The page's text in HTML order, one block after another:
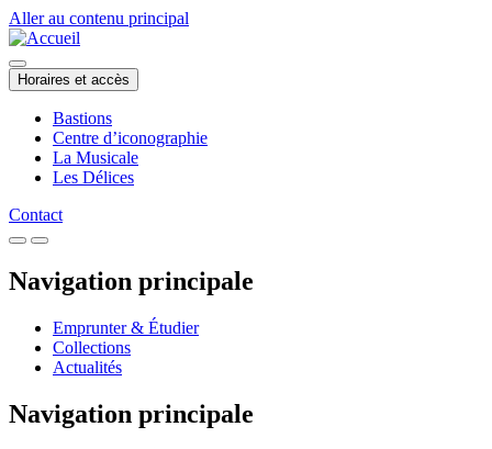
Aller au contenu principal
Horaires et accès
Bastions
Centre d’iconographie
La Musicale
Les Délices
Contact
Navigation principale
Emprunter & Étudier
Collections
Actualités
Navigation principale